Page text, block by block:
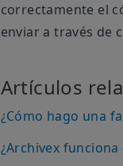
correctamente el
enviar a través de
Artículos
¿Cómo hago una
¿Archivex funciona